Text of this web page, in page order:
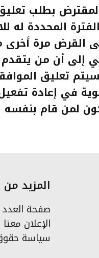
بطلب
المحددة له
القرض مرة
إلى أن من
تعليق
في إعادة
لمن قام بنفسه
المزيد
صفحة العدد
الإعلان معنا
سياسة حقوق